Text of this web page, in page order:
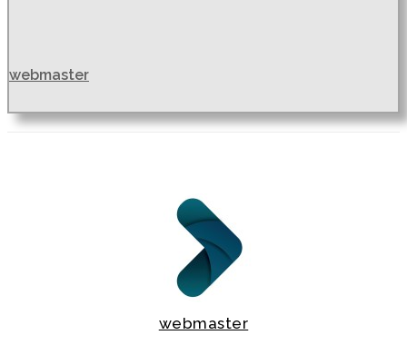
webmaster
webmaster